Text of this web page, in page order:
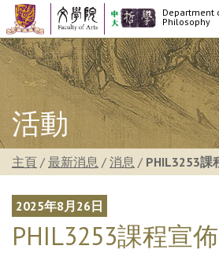
Department
Philosophy
活動
主頁 / 最新消息 / 消息 / PHIL3253課
2025年8月26日
PHIL3253課程宣佈